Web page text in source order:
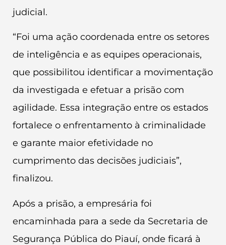
judicial.
“Foi uma ação coordenada entre os setores
de inteligência e as equipes operacionais,
que possibilitou identificar a movimentação
da investigada e efetuar a prisão com
agilidade. Essa integração entre os estados
fortalece o enfrentamento à criminalidade
e garante maior efetividade no
cumprimento das decisões judiciais”,
finalizou.
Após a prisão, a empresária foi
encaminhada para a sede da Secretaria de
Segurança Pública do Piauí, onde ficará à